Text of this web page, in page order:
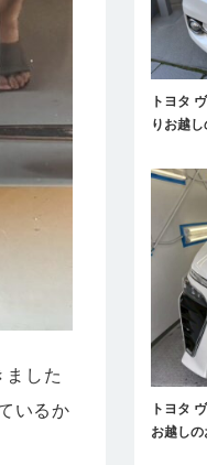
した
いるか
トヨタ
りお越
トヨタ
お越し